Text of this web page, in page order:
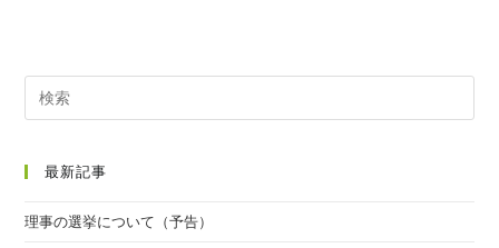
最新記事
理事の選挙について（予告）